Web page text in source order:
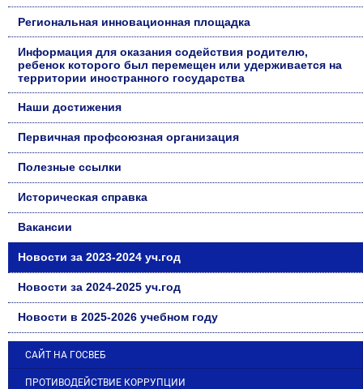
Региональная инновационная площадка
Информация для оказания содействия родителю,
ребенок которого был перемещен или удерживается на
территории иностранного государства
Наши достижения
Первичная профсоюзная организация
Полезные ссылки
Историческая справка
Вакансии
Новости за 2023-2024 уч.год
Новости за 2024-2025 уч.год
Новости в 2025-2026 учебном году
САЙТ НА ГОСВЕБ
ПРОТИВОДЕЙСТВИЕ КОРРУПЦИИ